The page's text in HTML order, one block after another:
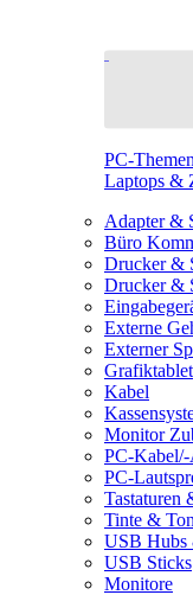
PC-
Laptops &
Adapter &
Büro
Drucker &
Drucker &
Externe
Externer
Grafiktablet
Kabel
Monitor
PC-
PC-
Tastaturen
Tinte &
USB Hubs
USB Sticks
Monitore